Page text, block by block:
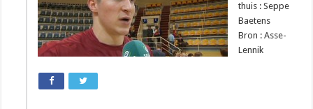
thuis : Seppe
Baetens
Bron : Asse-
Lennik